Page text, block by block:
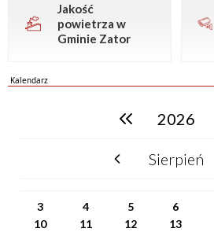
Jakość
powietrza w
Gminie Zator
Kalendarz
poprzedni rok2026
poprzedni miesiącSierpień
3 4 5 6
10
11 12 13